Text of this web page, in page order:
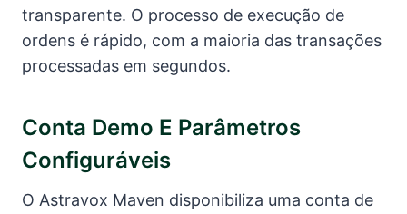
transparente. O processo de execução de
ordens é rápido, com a maioria das transações
processadas em segundos.
Conta Demo E Parâmetros
Configuráveis
O Astravox Maven disponibiliza uma conta de